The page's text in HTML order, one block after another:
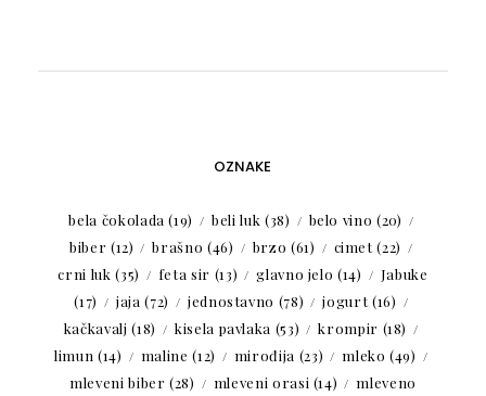
OZNAKE
bela čokolada (19) beli luk (38) belo vino (20)
biber (12) brašno (46) brzo (61) cimet(22)
crni luk (35) feta sir (13) glavno jelo (14)
Jabuke
(17)
jaja (72) jednostavno (78) jogurt(16)
kačkavalj (18) kisela pavlaka (53) krompir (18)
limun (14) maline (12) mirođija (23) mleko (49)
mleveni biber (28) mleveni orasi (14) mleveno